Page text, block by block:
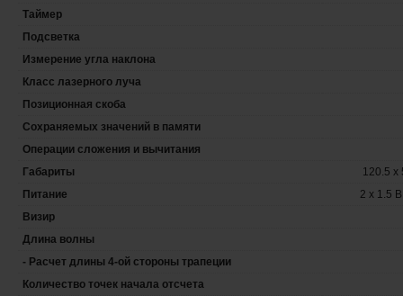
Таймер
Подсветка
Измерение угла наклона
Класс лазерного луча
Позиционная скоба
Сохраняемых значений в памяти
Операции сложения и вычитания
Габариты
120.5 x
Питание
2 х 1.5
Визир
Длина волны
- Расчет длины 4-ой стороны трапеции
Количество точек начала отсчета